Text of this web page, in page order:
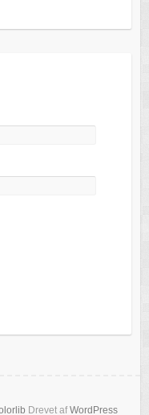
Drevet afWordPress